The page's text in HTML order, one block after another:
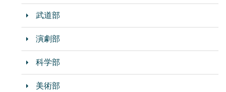
武道部
演劇部
科学部
美術部